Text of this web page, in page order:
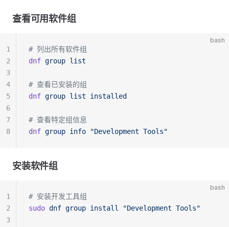
查看可用软件组
bash
# 列出所有软件组
dnf group list
# 查看已安装的组
dnf group list installed
# 查看特定组信息
dnf group info "Development Tools"
1
2
3
4
5
6
7
8
安装软件组
bash
# 安装开发工具组
sudo dnf group install "Development Tools"
1
2
3